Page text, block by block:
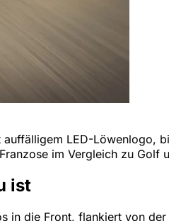
LED-Löwenlogo,
im Vergleich zu Golf
ist
die Front, flankiert von